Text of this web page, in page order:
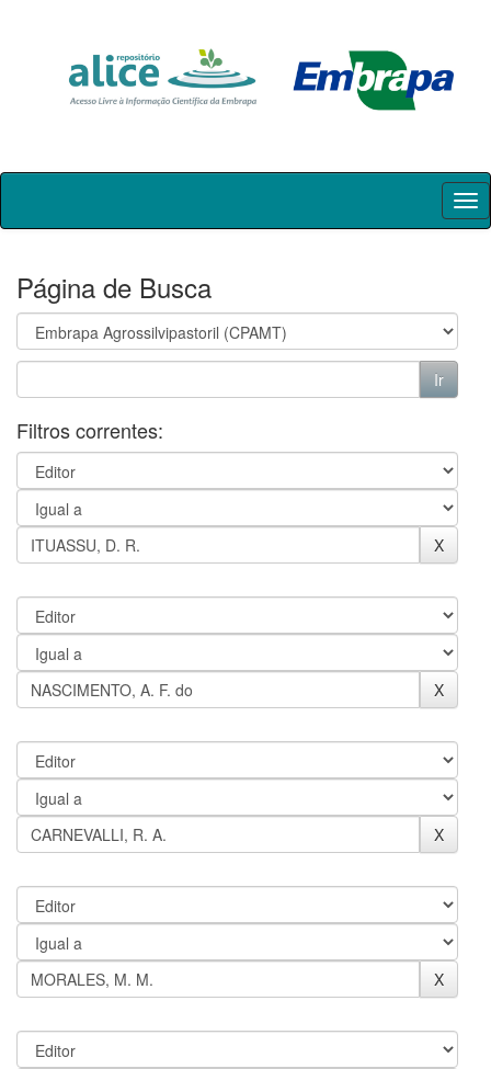
Skip
Página de Busca
Filtros correntes: